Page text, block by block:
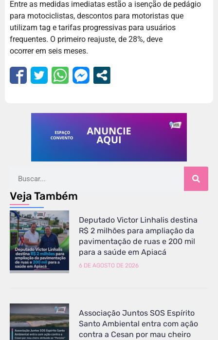
Entre as medidas imediatas estão a isenção de pedágio
para motociclistas, descontos para motoristas que
utilizam tag e tarifas progressivas para usuários
frequentes. O primeiro reajuste, de 28%, deve
ocorrer em seis meses.
Veja Também
Deputado Victor Linhalis destina
R$ 2 milhões para ampliação da
pavimentação de ruas e 200 mil
para a saúde em Apiacá
6 DE AGOSTO DE 2026
Associação Juntos SOS Espírito
Santo Ambiental entra com ação
contra a Cesan por mau cheiro